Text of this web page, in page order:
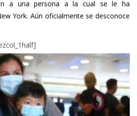
a una persona a la cual se le ha
York. Aún oficialmente se desconoce